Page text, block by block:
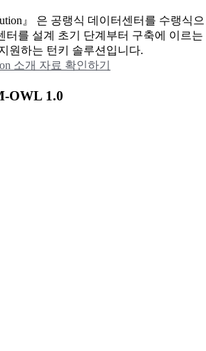
』 은 공랭식 데이터센터를 수랭식으
터를 설계 초기 단계부터 구축에 이르는
원하는 턴키 솔루션입니다.
소개 자료 확인하기
OWL 1.0